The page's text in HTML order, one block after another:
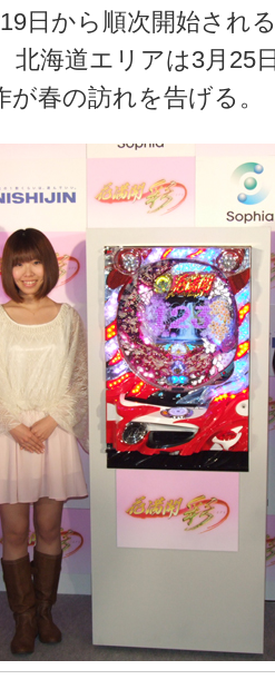
日から順次開始され
北海道エリアは3月25
春の訪れを告げる。